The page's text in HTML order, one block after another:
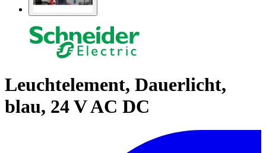
Leuchtelement, Dauerlicht,
blau, 24 V AC DC